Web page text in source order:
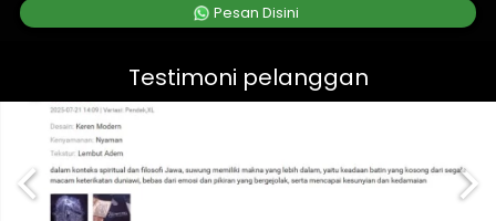
` Pesan Disini
Testimoni pelanggan